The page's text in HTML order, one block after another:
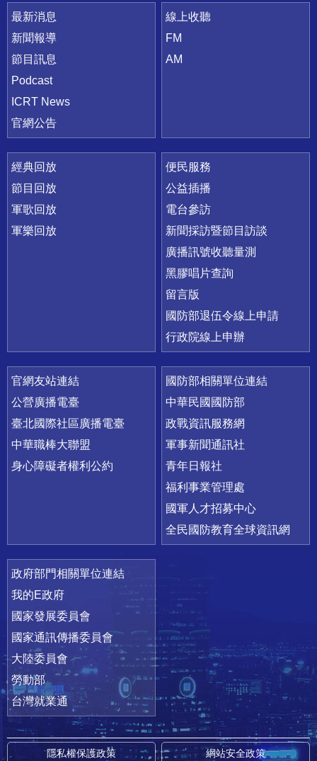
最新消息
新聞報導
節目訊息
Podcast
ICRT News
官網公告
線上收聽
FM
AM
經典回放
節目回放
軍歌回放
軍樂回放
便民服務
公益插播
電台參訪
新聞採訪暨節目訪談
廣播訊號收聽量測
黑膠唱片查詢
留言版
國防部退伍令線上申請
行政院線上申辦
官網友站連結
公營廣播電臺
臺北國際社區廣播電臺
中華職棒大聯盟
身心障礙者權利公約
國防部相關單位連結
中華民國國防部
政戰資訊服務網
軍事新聞通訊社
青年日報社
福利事業管理處
國軍人才招募中心
全民國防教育全球資訊網
政府部門相關單位連結
我的E政府
國家發展委員會
國家通訊傳播委員會
大陸委員會
勞動部
台灣就業通
隱私權保護政策 網站安全政策